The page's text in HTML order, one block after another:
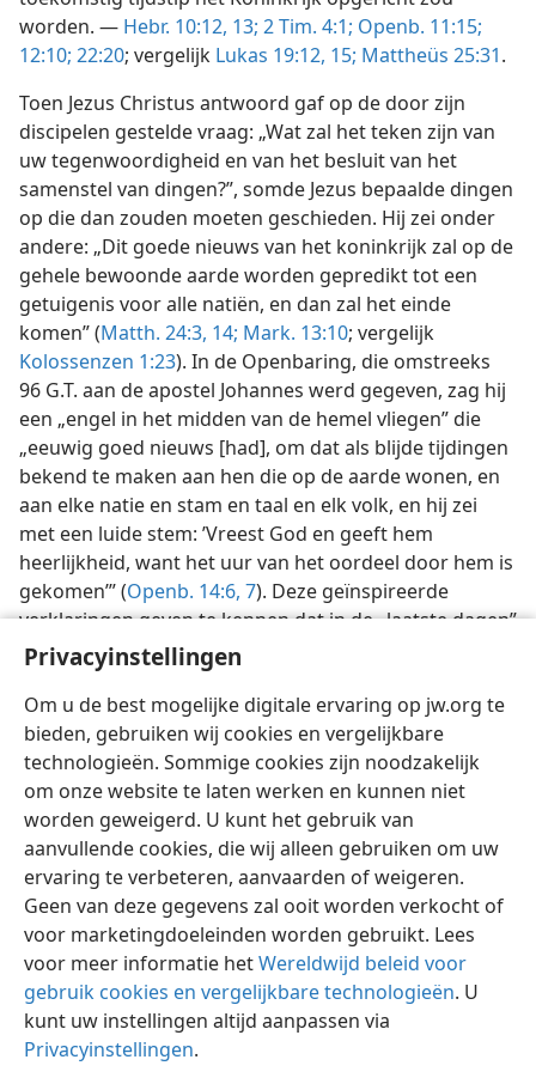
Privacyinstellingen
Om u de best mogelijke digitale ervaring op jw.org te
bieden, gebruiken wij cookies en vergelijkbare
technologieën. Sommige cookies zijn noodzakelijk
om onze website te laten werken en kunnen niet
worden geweigerd. U kunt het gebruik van
aanvullende cookies, die wij alleen gebruiken om uw
ervaring te verbeteren, aanvaarden of weigeren.
Geen van deze gegevens zal ooit worden verkocht of
voor marketingdoeleinden worden gebruikt. Lees
voor meer informatie hetWereldwijd beleid voor
gebruik cookies en vergelijkbare technologieën. U
kunt uw instellingen altijd aanpassen via
Privacyinstellingen.
worden. — Hebr. 10:12, 13; 2 Tim. 4:1; Openb. 11:15;
12:10; 22:20; vergelijk Lukas 19:12, 15; Mattheüs 25:31.
Toen Jezus Christus antwoord gaf op de door zijn
discipelen gestelde vraag: „Wat zal het teken zijn van
uw tegenwoordigheid en van het besluit van het
samenstel van dingen?”, somde Jezus bepaalde dingen
op die dan zouden moeten geschieden. Hij zei onder
andere: „Dit goede nieuws van het koninkrijk zal op de
gehele bewoonde aarde worden gepredikt tot een
getuigenis voor alle natiën, en dan zal het einde
komen” (Matth. 24:3, 14; Mark. 13:10; vergelijk
Kolossenzen 1:23). In de Openbaring, die omstreeks
96 G.T. aan de apostel Johannes werd gegeven, zag hij
een „engel in het midden van de hemel vliegen” die
„eeuwig goed nieuws [had], om dat als blijde tijdingen
bekend te maken aan hen die op de aarde wonen, en
aan elke natie en stam en taal en elk volk, en hij zei
met een luide stem: ’Vreest God en geeft hem
heerlijkheid, want het uur van het oordeel door hem is
gekomen’” (Openb. 14:6, 7). Deze geïnspireerde
verklaringen geven te kennen dat in de „laatste dagen”
het goede nieuws van het Koninkrijk op
ongeëvenaarde wijze bekendgemaakt zou worden.
Nederlands Delen Instellingen
Copyright© 2026 Watch Tower Bible and Tract Society of Pennsylvania
Gebruiksvoorwaarden Privacybeleid
Privacyinstellingen
JW.ORG
Inloggen